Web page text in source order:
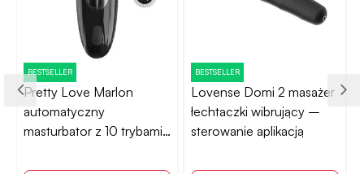
BESTSELLER
Pretty Love Marlon
automatyczny
masturbator z 10 trybami
BESTSELLER
Lovense Domi 2 masażer
łechtaczki wibrujący –
sterowanie aplikacją